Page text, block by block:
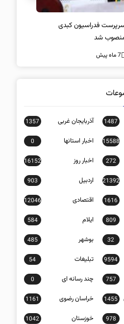
فدراسیون کبدی
شد
7 ماه پیش
1487 آذربایجان غربی 1357
15588 اخبار استانها 0
272 اخبار روز 16152
21392 اردبیل 903
1616 اقتصادی 12046
809 ایلام 584
32 بوشهر 485
9594 تبلیغات 54
757 چند رسانه ای 0
1455 خراسان رضوی 1161
978 خوزستان 1042